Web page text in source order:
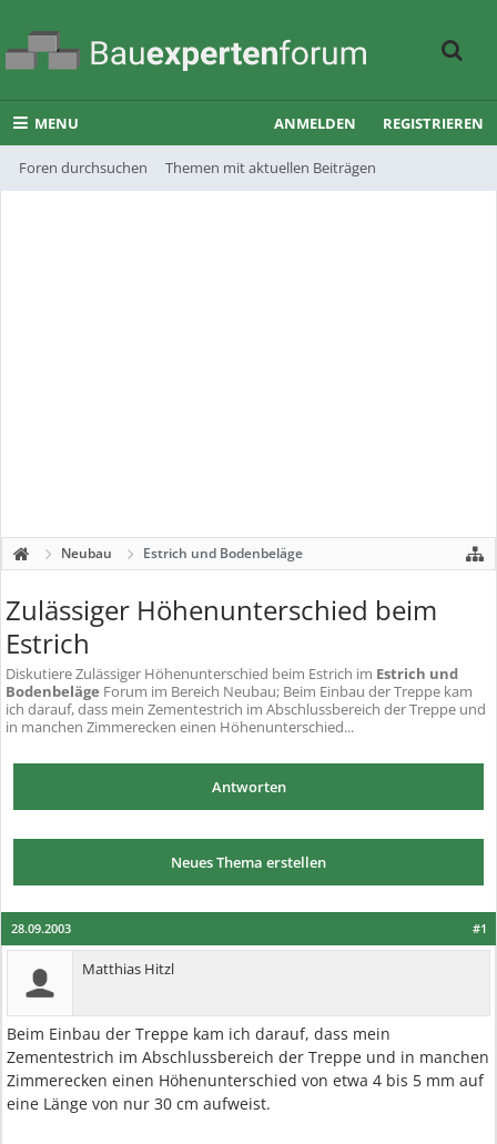
MENU
Foren durchsuchen Themen mit aktuellen Beiträgen
ANMELDEN REGISTRIEREN
Neubau Estrich und Bodenbeläge
Zulässiger Höhenunterschied beim
Estrich
DiskutiereZulässiger Höhenunterschied beim Estrich im Estrich und
Bodenbeläge Forum im Bereich Neubau; Beim Einbau der Treppe kam
ich darauf, dass mein Zementestrich im Abschlussbereich der Treppe und
in manchen Zimmerecken einen Höhenunterschied...
Antworten
Neues Thema erstellen
#1
28.09.2003
Matthias Hitzl
Beim Einbau der Treppe kam ich darauf, dass mein
Zementestrich im Abschlussbereich der Treppe und in manchen
Zimmerecken einen Höhenunterschied von etwa 4 bis 5 mm auf
eine Länge von nur 30 cm aufweist.